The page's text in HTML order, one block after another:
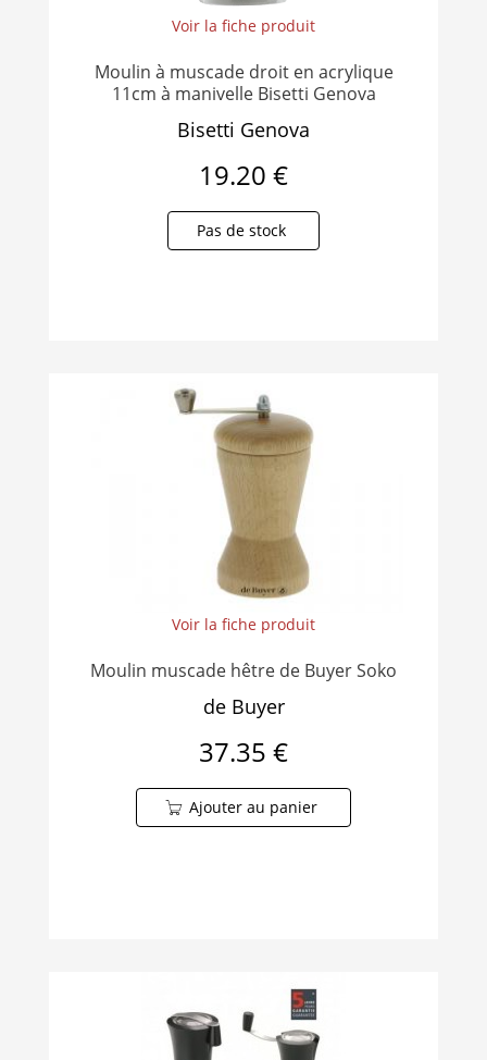
Voir la fiche produit
Moulin à muscade droit en acrylique
11cm à manivelle Bisetti Genova
Bisetti Genova
19.20 €
Pas de stock
Voir la fiche produit
Moulin muscade hêtre de Buyer Soko
de Buyer
37.35 €
Ajouter au panier